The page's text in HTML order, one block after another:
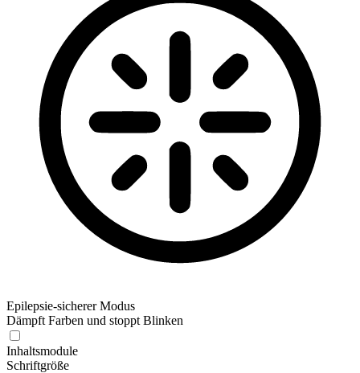
Epilepsie-sicherer Modus
Dämpft Farben und stoppt Blinken
Inhaltsmodule
Schriftgröße